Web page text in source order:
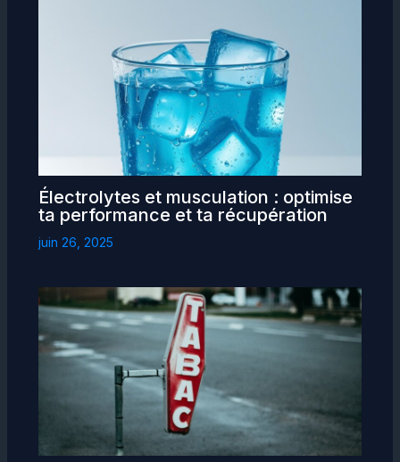
Électrolytes et musculation : optimise
ta performance et ta récupération
juin 26, 2025